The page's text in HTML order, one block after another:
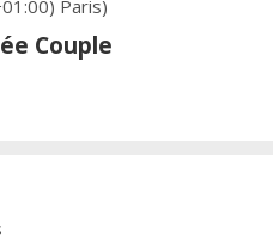
Paris)
Couple